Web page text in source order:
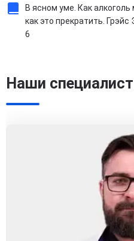
В ясном уме. Как
как это прекратить.
6
Наши